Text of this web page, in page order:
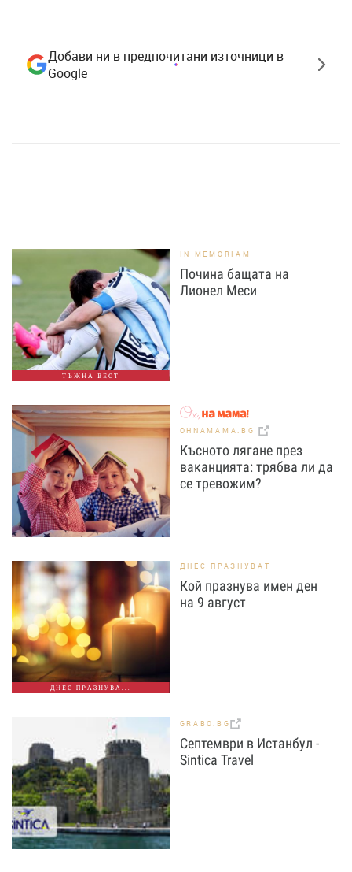
Добави ни в предпочитани източници в
Google
ТЪЖНА ВЕСТ
IN MEMORIAM
Почина бащата на
Лионел Меси
OHNAMAMA.BG
Късното лягане през
ваканцията: трябва ли да
се тревожим?
ДНЕС ПРАЗНУВА...
ДНЕС ПРАЗНУВАТ
Кой празнува имен ден
на 9 август
GRABO.BG
Септември в Истанбул -
Sintica Travel